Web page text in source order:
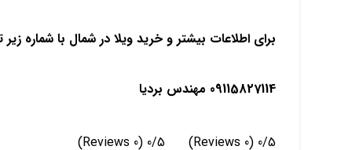
برای اطلاعات بیشتر و خرید ویلا در شمال با شماره
09115827114 مهندس بردیا
0/5
(0 Reviews)
0/5
(0 Reviews)